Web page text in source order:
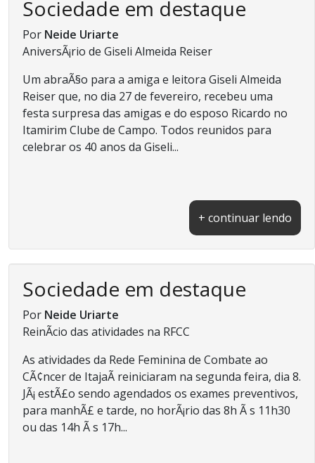
Sociedade em destaque
Por Neide Uriarte
AniversÃ¡rio de Giseli Almeida Reiser
Um abraÃ§o para a amiga e leitora Giseli Almeida
Reiser que, no dia 27 de fevereiro, recebeu uma
festa surpresa das amigas e do esposo Ricardo no
Itamirim Clube de Campo. Todos reunidos para
celebrar os 40 anos da Giseli...
+ continuar lendo
Sociedade em destaque
Por Neide Uriarte
ReinÃ­cio das atividades na RFCC
As atividades da Rede Feminina de Combate ao
CÃ¢ncer de ItajaÃ­ reiniciaram na segunda feira, dia 8.
JÃ¡ estÃ£o sendo agendados os exames preventivos,
para manhÃ£ e tarde, no horÃ¡rio das 8h Ã s 11h30
ou das 14h Ã s 17h...